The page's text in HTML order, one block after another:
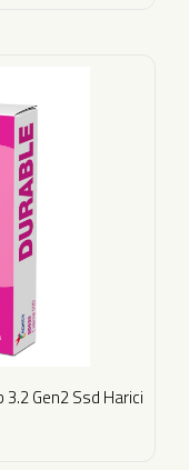
3.2 Gen2 Ssd Harici